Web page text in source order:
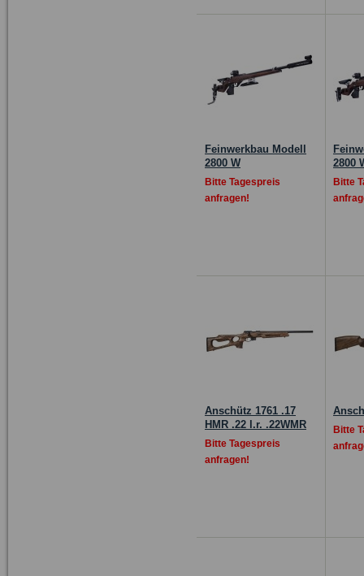
Feinwerkbau Modell
2800 W
Bitte Tagespreis
anfragen!
2800
Bitte
Anschütz 1761 .17
HMR .22 l.r. .22WMR
Bitte Tagespreis
anfragen!
Bitte